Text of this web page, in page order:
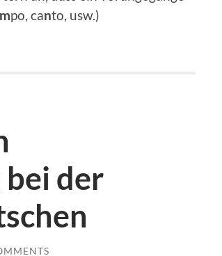
mpo, canto, usw.)
der